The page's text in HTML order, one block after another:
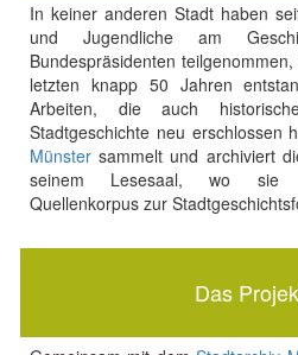
In keiner anderen Stadt haben
und Jugendliche am
Bundespräsidenten
letzten knapp 50 Jahren
Arbeiten, die auch
Stadtgeschichte neu erschlossen
Münstersammelt und archiviert
seinem Lesesaal, wo sie
Quellenkorpus zur
Das